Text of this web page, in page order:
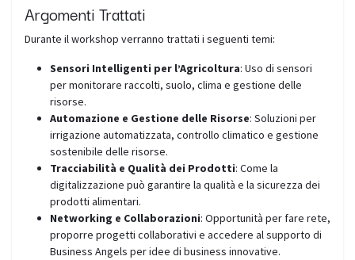
Argomenti Trattati
Durante il workshop verranno trattati i seguenti temi:
Sensori Intelligenti per l’Agricoltura: Uso di sensori
per monitorare raccolti, suolo, clima e gestione delle
risorse.
Automazione e Gestione delle Risorse: Soluzioni per
irrigazione automatizzata, controllo climatico e gestione
sostenibile delle risorse.
Tracciabilità e Qualità dei Prodotti: Come la
digitalizzazione può garantire la qualità e la sicurezza dei
prodotti alimentari.
Networking e Collaborazioni: Opportunità per fare rete,
proporre progetti collaborativi e accedere al supporto di
Business Angels per idee di business innovative.